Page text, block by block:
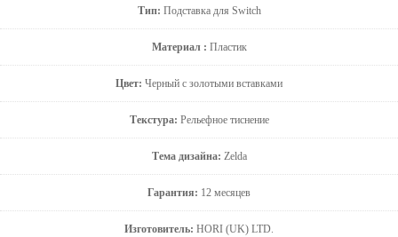
Тип: Подставка для Switch
Материал : Пластик
Цвет: Черный с золотыми вставками
Текстура: Рельефное тиснение
Тема дизайна: Zelda
Гарантия: 12 месяцев
Изготовитель: HORI (UK) LTD.